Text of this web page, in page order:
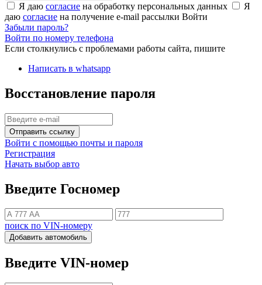
Я даю согласие на обработку персональных данных
Я
даю согласие на получение e-mail рассылки Войти
Забыли пароль?
Войти по номеру телефона
Если столкнулись с проблемами работы сайта, пишите
Написать в whatsapp
Восстановление пароля
Отправить ссылку
Войти с помощью почты и пароля
Регистрация
Начать выбор авто
Введите Госномер
поиск по VIN-номеру
Добавить автомобиль
Введите VIN-номер